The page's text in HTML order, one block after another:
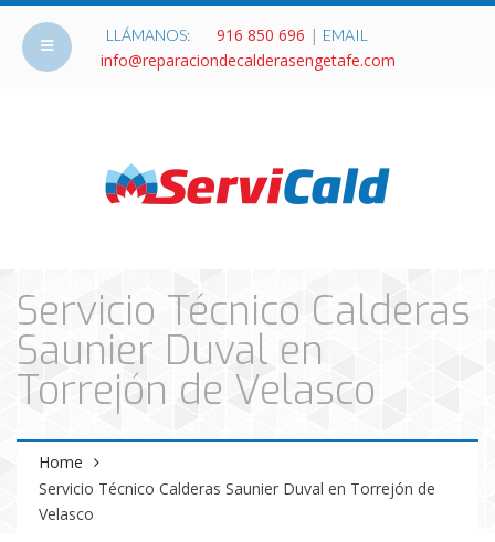
LLÁMANOS: 916 850 696 | EMAIL
info@reparaciondecalderasengetafe.com
Servicio Técnico Calderas
Saunier Duval en
Torrejón de Velasco
Home
Servicio Técnico Calderas Saunier Duval en Torrejón de
Velasco